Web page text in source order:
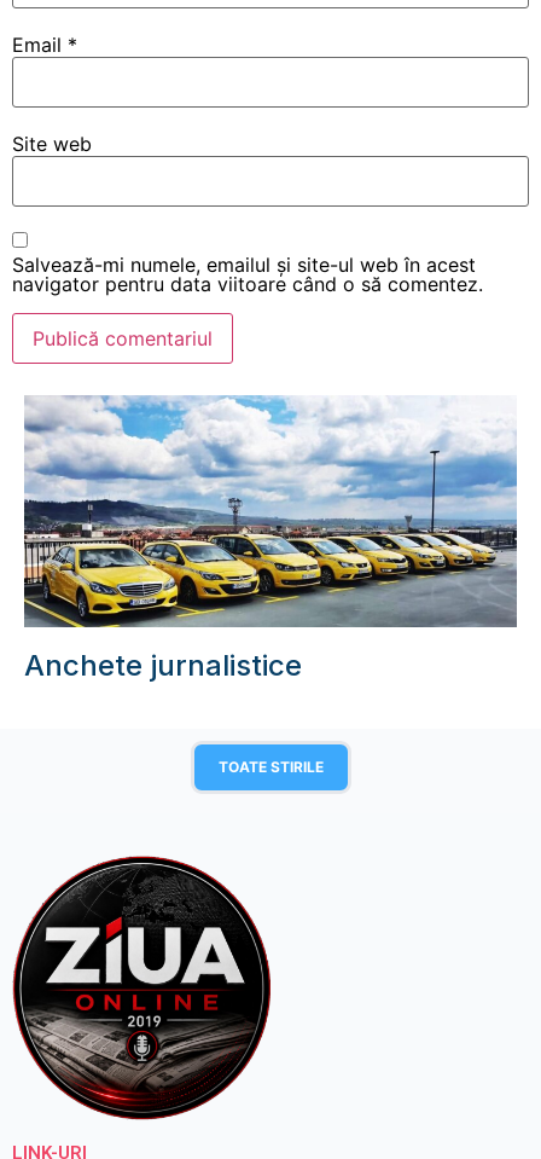
Email *
Site web
Salvează-mi numele, emailul și site-ul web în acest
navigator pentru data viitoare când o să comentez.
Anchete jurnalistice
TOATE STIRILE
LINK-URI